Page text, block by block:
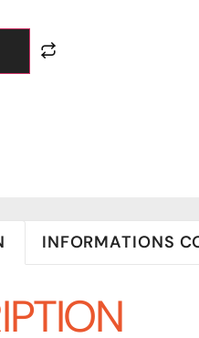
INFORMATIONS